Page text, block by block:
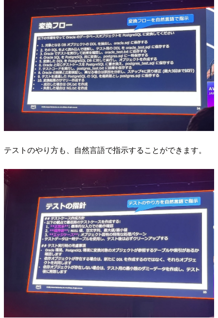
テストのやり方も、自然言語で指示することができます。